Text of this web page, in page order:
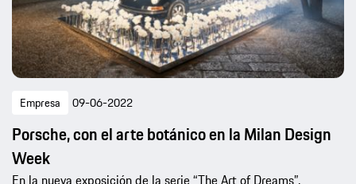
Empresa 09-06-2022
Porsche, con el arte botánico en la Milan Design
Week
En la nueva exposición de la serie “The Art of Dreams”,